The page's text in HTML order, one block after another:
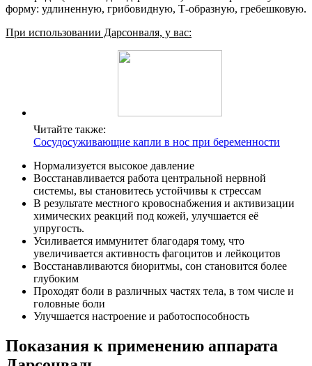
форму: удлиненную, грибовидную, Т-образную, гребешковую.
При использовании Дарсонваля, у вас:
Читайте также:
Сосудосуживающие капли в нос при беременности
Нормализуется высокое давление
Восстанавливается работа центральной нервной
системы, вы становитесь устойчивы к стрессам
В результате местного кровоснабжения и активизации
химических реакций под кожей, улучшается её
упругость.
Усиливается иммунитет благодаря тому, что
увеличивается активность фагоцитов и лейкоцитов
Восстанавливаются биоритмы, сон становится более
глубоким
Проходят боли в различных частях тела, в том числе и
головные боли
Улучшается настроение и работоспособность
Показания к применению аппарата